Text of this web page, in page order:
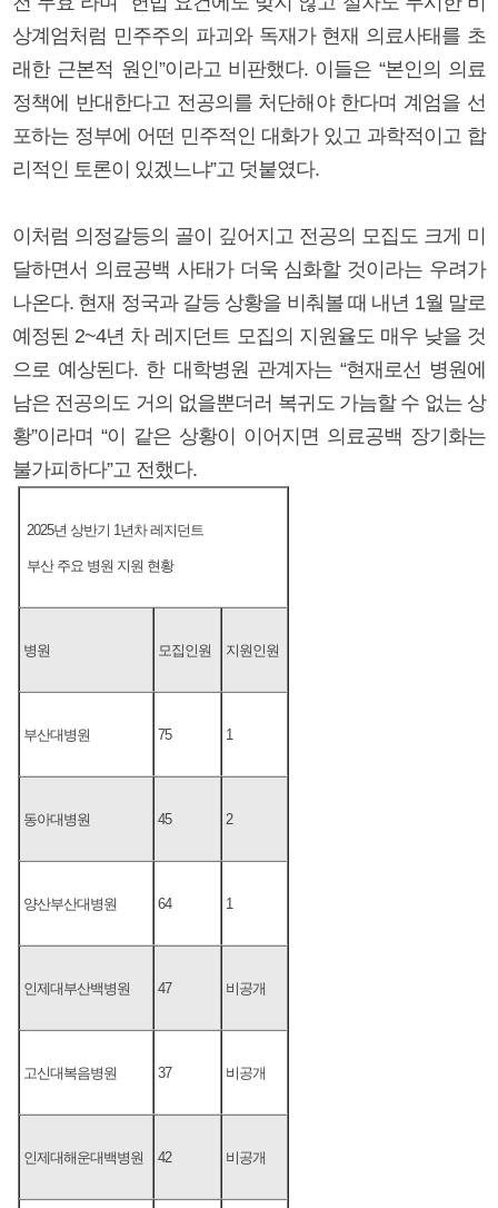
상계엄처럼 민주주의 파괴와 독재가 현재 의료사태를 초
래한 근본적 원인”이라고 비판했다. 이들은 “본인의 의료
정책에 반대한다고 전공의를 처단해야 한다며 계엄을 선
포하는 정부에 어떤 민주적인 대화가 있고 과학적이고 합
리적인 토론이 있겠느냐”고 덧붙였다.
이처럼 의정갈등의 골이 깊어지고 전공의 모집도 크게 미
달하면서 의료공백 사태가 더욱 심화할 것이라는 우려가
나온다. 현재 정국과 갈등 상황을 비춰볼 때 내년 1월 말로
예정된 2~4년 차 레지던트 모집의 지원율도 매우 낮을 것
으로 예상된다. 한 대학병원 관계자는 “현재로선 병원에
남은 전공의도 거의 없을뿐더러 복귀도 가늠할 수 없는 상
황”이라며 “이 같은 상황이 이어지면 의료공백 장기화는
불가피하다”고 전했다.
2025년 상반기 1년차 레지던트
부산 주요 병원 지원 현황
병원 모집인원 지원인원
부산대병원 75 1
동아대병원 45 2
양산부산대병원 64 1
인제대부산백병원 47 비공개
고신대복음병원 37 비공개
인제대해운대백병원 42 비공개